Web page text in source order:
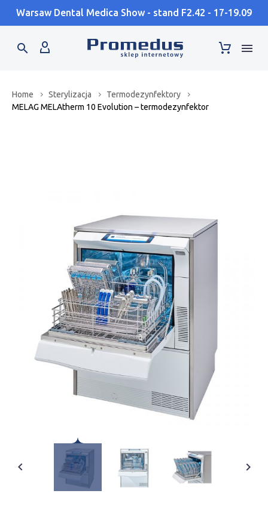
Warsaw Dental Medica Show - stand F2.42 - 17-19.09
Home Sterylizacja
Termodezynfektory
MELAG MELAtherm 10 Evolution – termodezynfektor